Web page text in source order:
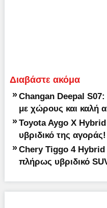
Διαβάστε ακόμα
» Changan Deepal
με χώρους και καλή
» Toyota Aygo X Hybrid
υβριδικό της αγοράς!
» Chery Tiggo 4 Hybrid
πλήρως υβριδικό